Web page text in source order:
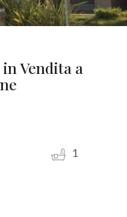
Vendita a
1